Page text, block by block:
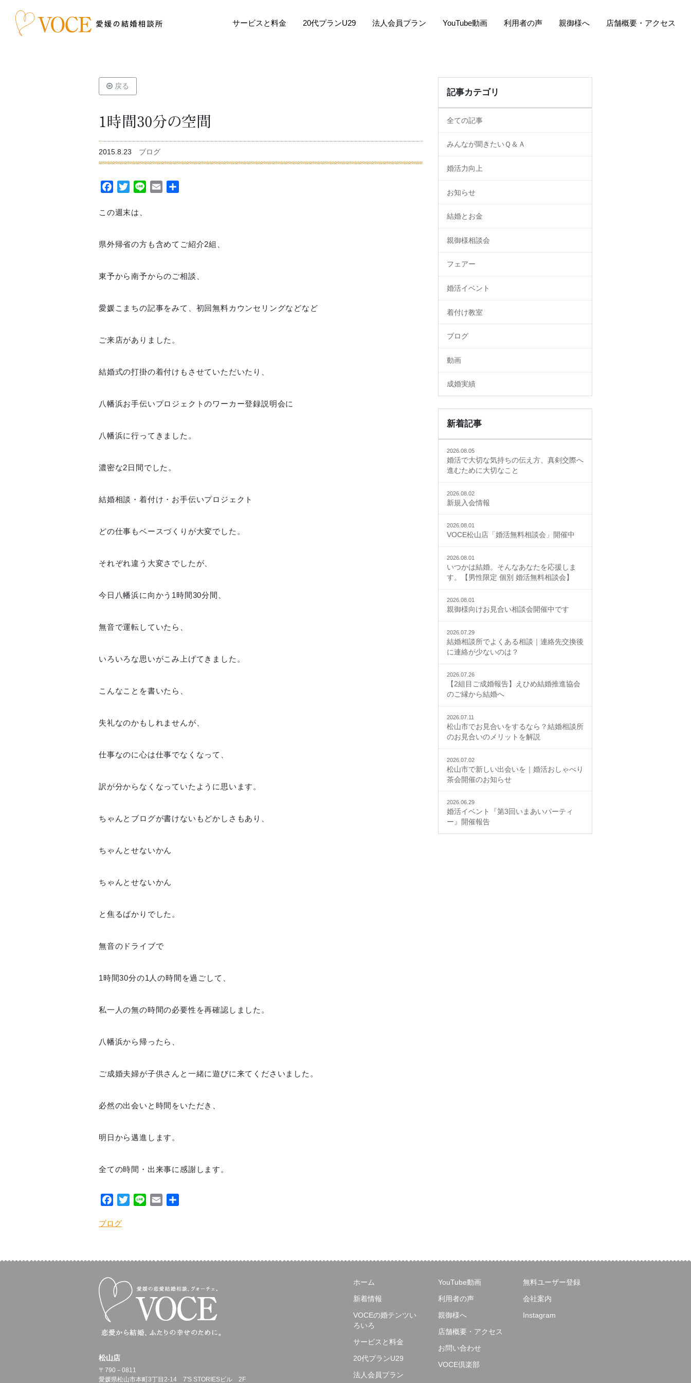
サービスと料金 20代プランU29 法人会員プラン YouTube動画 利用者の声 親御様へ 店舗概要・アクセス
戻る
1時間30分の空間
2015.8.23 ブログ
Facebook
TwitterLine Email
この週末は、
県外帰省の方も含めてご紹介2組、
東予から南予からのご相談、
愛媛こまちの記事をみて、初回無料カウンセリングなどなど
ご来店がありました。
結婚式の打掛の着付けもさせていただいたり、
八幡浜お手伝いプロジェクトのワーカー登録説明会に
八幡浜に行ってきました。
濃密な2日間でした。
結婚相談・着付け・お手伝いプロジェクト
どの仕事もベースづくりが大変でした。
それぞれ違う大変さでしたが、
今日八幡浜に向かう1時間30分間、
無音で運転していたら、
いろいろな思いがこみ上げてきました。
こんなことを書いたら、
失礼なのかもしれませんが、
仕事なのに心は仕事でなくなって、
訳が分からなくなっていたように思います。
ちゃんとブログが書けないもどかしさもあり、
ちゃんとせないかん
ちゃんとせないかん
と焦るばかりでした。
無音のドライブで
1時間30分の1人の時間を過ごして、
私一人の無の時間の必要性を再確認しました。
八幡浜から帰ったら、
ご成婚夫婦が子供さんと一緒に遊びに来てくださいました。
必然の出会いと時間をいただき、
明日から邁進します。
全ての時間・出来事に感謝します。
Facebook
TwitterLine Email
ブログ
記事カテゴリ
全ての記事
みんなが聞きたいＱ＆Ａ
婚活力向上
お知らせ
結婚とお金
親御様相談会
フェアー
婚活イベント
着付け教室
ブログ
動画
成婚実績
新着記事
2026.08.05
婚活で大切な気持ちの伝え方、真剣交際へ
進むために大切なこと
2026.08.02
新規入会情報
2026.08.01
VOCE松山店「婚活無料相談会」開催中
2026.08.01
いつかは結婚。そんなあなたを応援しま
す。【男性限定 個別 婚活無料相談会】
2026.08.01
親御様向けお見合い相談会開催中です
2026.07.29
結婚相談所でよくある相談｜連絡先交換後
に連絡が少ないのは？
2026.07.26
【2組目ご成婚報告】えひめ結婚推進協会
のご縁から結婚へ
2026.07.11
松山市でお見合いをするなら？結婚相談所
のお見合いのメリットを解説
2026.07.02
松山市で新しい出会いを｜婚活おしゃべり
茶会開催のお知らせ
2026.06.29
婚活イベント『第3回いまあいパーティ
ー』開催報告
松山店
〒790－0811
愛媛県松山市本町3丁目2-14 7'S STORIESビル 2F
ホーム
新着情報
VOCEの婚テンツい
ろいろ
サービスと料金
20代プランU29
法人会員プラン
YouTube動画
利用者の声
親御様へ
店舗概要・アクセス
お問い合わせ
VOCE倶楽部
無料ユーザー登録
会社案内
Instagram